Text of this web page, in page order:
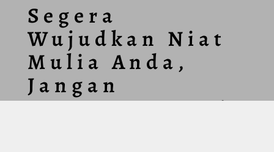
Segera
Wujudkan Niat
Mulia Anda,
Jangan
Menunggu Lagi